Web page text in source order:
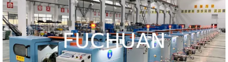
L'USINE
CONTRÔLE